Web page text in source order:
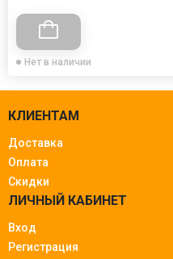
Нет в наличии
КЛИЕНТАМ
Доставка
Оплата
Скидки
ЛИЧНЫЙ КАБИНЕТ
Вход
Регистрация